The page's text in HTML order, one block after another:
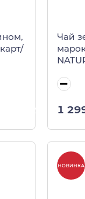
Чай
1
НОВИНКА